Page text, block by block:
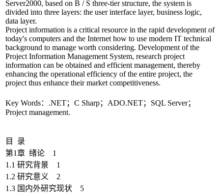
Server2000, based on B / S three-tier structure, the system is
divided into three layers: the user interface layer, business logic,
data layer.
Project information is a critical resource in the rapid development of
today's computers and the Internet how to use modern IT technical
background to manage worth considering. Development of the
Project Information Management System, research project
information can be obtained and efficient management, thereby
enhancing the operational efficiency of the entire project, the
project thus enhance their market competitiveness.
Key Words：.NET；C Sharp；ADO.NET；SQL Server；
Project management.
目 录
第1章 绪论 1
1.1 研究背景 1
1.2 研究意义 2
1.3 国内外研究现状 5